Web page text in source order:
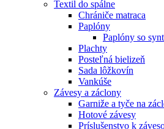
Textil do spálne
Chrániče matraca
Paplóny
Paplóny so
Plachty
Posteľná bielizeň
Sada lôžkovín
Vankúše
Závesy a záclony
Garniže a tyče na
Hotové závesy
Príslušenstvo k